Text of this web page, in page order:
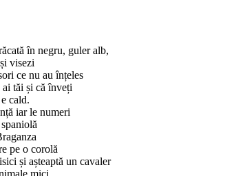
în negru, guler alb,
visezi
ce nu au înțeles
ai tăi și că înveți
cald.
iar le numeri
pe o corolă
și așteaptă un cavaler